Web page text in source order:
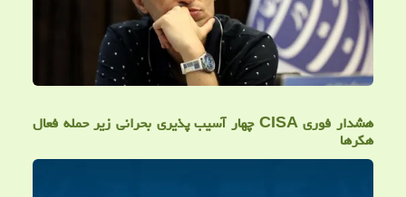
هشدار فوری CISA چهار آسیب پذیری بحرانی زیر حمله فعال
هکرها